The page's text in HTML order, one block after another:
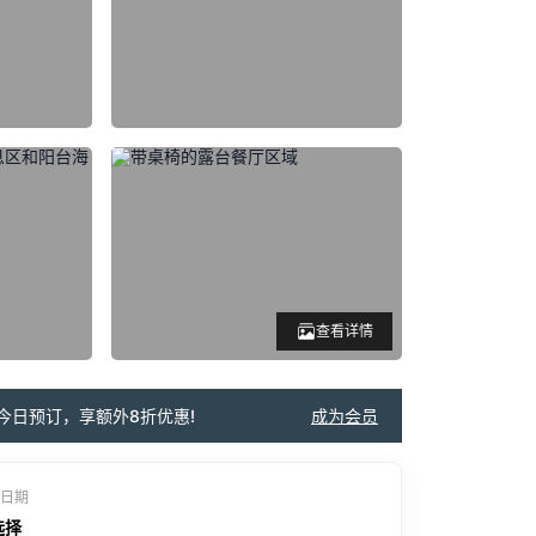
查看详情
日预订，享额外8折优惠! 成为会员
期
择